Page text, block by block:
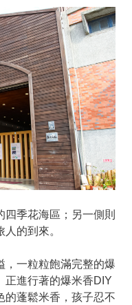
季花海區；另一側則
的到來。
，一粒粒飽滿完整的爆
正進行著的爆米香DIY
的蓬鬆米香，孩子忍不